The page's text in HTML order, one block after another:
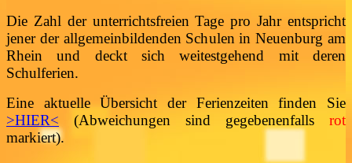
Die Zahl der unterrichtsfreien Tage pro Jahr entspricht
jener der allgemeinbildenden Schulen in Neuenburg am
Rhein und deckt sich weitestgehend mit deren
Schulferien.
Eine aktuelle Übersicht der Ferienzeiten finden Sie
>HIER< (Abweichungen sind gegebenenfalls rot
markiert).